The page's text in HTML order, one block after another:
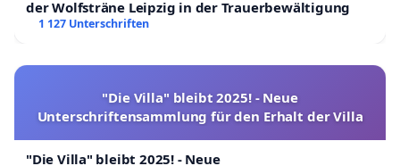
der Wolfsträne Leipzig in der Trauerbewältigung
1 127 Unterschriften
"Die Villa" bleibt 2025! - Neue
Unterschriftensammlung für den Erhalt der Villa
"Die Villa" bleibt 2025! - Neue